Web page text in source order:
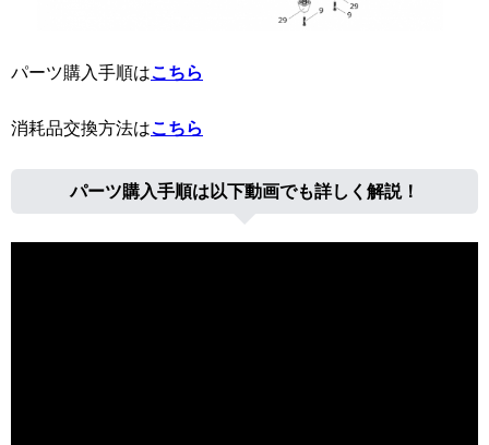
パーツ購入手順はこちら
消耗品交換方法はこちら
パーツ購入手順は以下動画でも詳しく解説！